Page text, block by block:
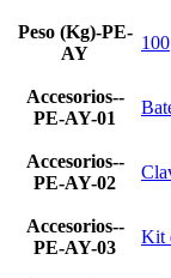
Peso (Kg)-PE-
AY
100
Accesorios--
PE-AY-01
Accesorios--
PE-AY-02
Accesorios--
PE-AY-03
Kit